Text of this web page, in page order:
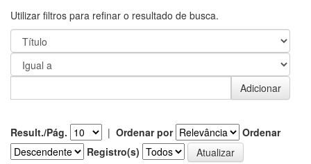
Utilizar filtros para refinar o resultado de busca.
Result./Pág. | Ordenar por
Ordenar
Registro(s)